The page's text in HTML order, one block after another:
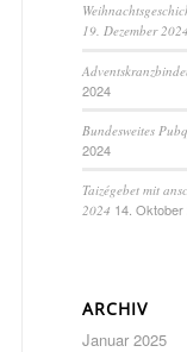
19. Dezember 2024
2024
Bundesweites
2024
Taizégebet mit
2024 14. Oktober
ARCHIV
Januar 2025